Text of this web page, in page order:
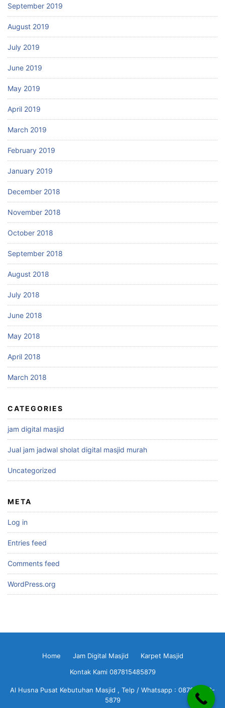
September 2019
August 2019
July 2019
June 2019
May 2019
April 2019
March 2019
February 2019
January 2019
December 2018
November 2018
October 2018
September 2018
August 2018
July 2018
June 2018
May 2018
April 2018
March 2018
CATEGORIES
jam digital masjid
Jual jam jadwal sholat digital masjid murah
Uncategorized
META
Log in
Entries feed
Comments feed
WordPress.org
Home Jam Digital Masjid
Karpet Masjid
Kontak Kami 087815485879
Al Husna Pusat Kebutuhan Masjid , Telp / Whatsapp : 0878-1548-
5879